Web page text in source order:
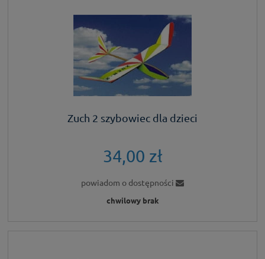
Zuch 2 szybowiec dla dzieci
34,00 zł
powiadom o dostępności
chwilowy brak